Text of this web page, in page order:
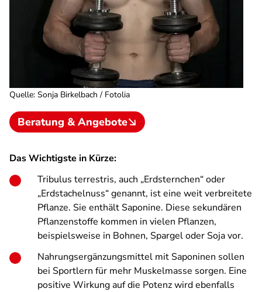
Quelle: Sonja Birkelbach / Fotolia
Beratung & Angebote
Das Wichtigste in Kürze:
Tribulus terrestris, auch „Erdsternchen“ oder
„Erdstachelnuss“ genannt, ist eine weit verbreitete
Pflanze. Sie enthält Saponine. Diese sekundären
Pflanzenstoffe kommen in vielen Pflanzen,
beispielsweise in Bohnen, Spargel oder Soja vor.
Nahrungsergänzungsmittel mit Saponinen sollen
bei Sportlern für mehr Muskelmasse sorgen. Eine
positive Wirkung auf die Potenz wird ebenfalls